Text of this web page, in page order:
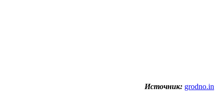
Источник: grodno.in